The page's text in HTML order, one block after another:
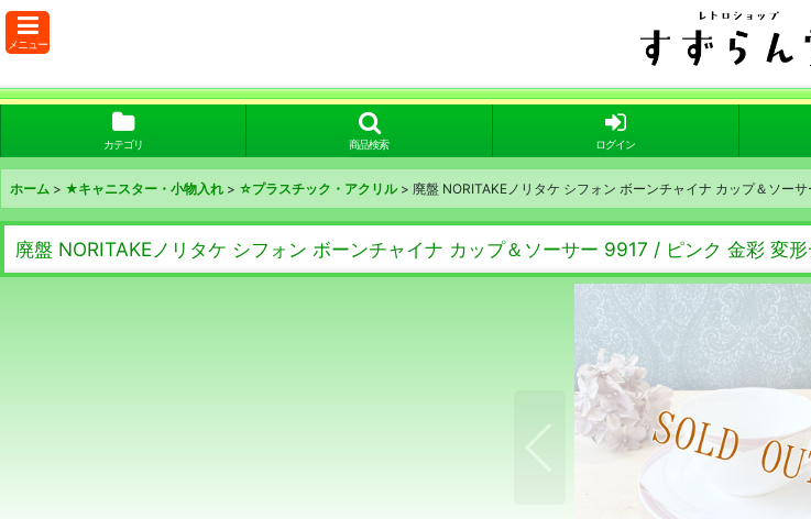
メニュー
カテゴリ 商品検索 ログイン
ホーム > ★キャニスター・小物入れ > ☆プラスチック・アクリル > 廃盤 NORITAKEノリタケ シフォン ボーンチャイナ カップ＆ソー
廃盤 NORITAKEノリタケ シフォン ボーンチャイナ カップ＆ソーサー 9917 / ピンク 金彩 変